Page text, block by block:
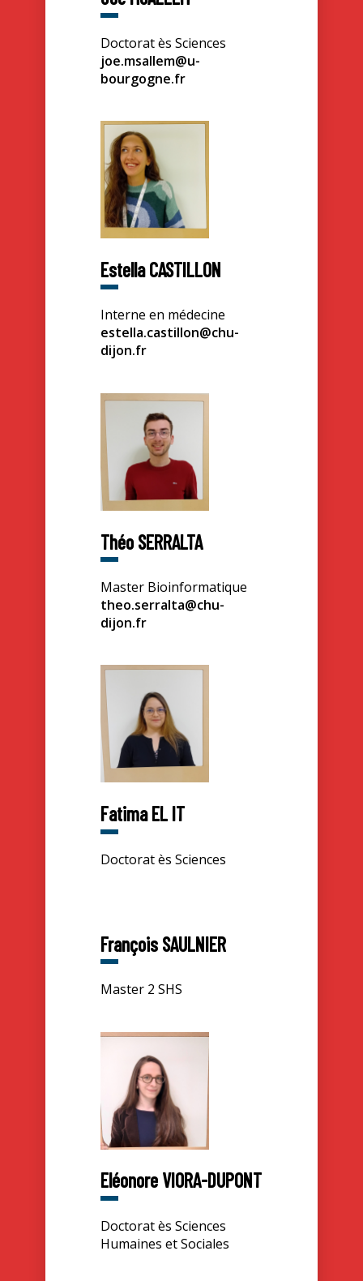
Doctorat ès Sciences
joe.msallem@u-
bourgogne.fr
Estella CASTILLON
Interne en médecine
estella.castillon@chu-
dijon.fr
Théo SERRALTA
Master Bioinformatique
theo.serralta@chu-
dijon.fr
Fatima EL IT
Doctorat ès Sciences
François SAULNIER
Master 2 SHS
Eléonore VIORA-DUPONT
Doctorat ès Sciences
Humaines et Sociales